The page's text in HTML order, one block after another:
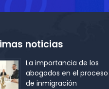
noticias
La importancia de los
abogados en el proceso
de inmigración